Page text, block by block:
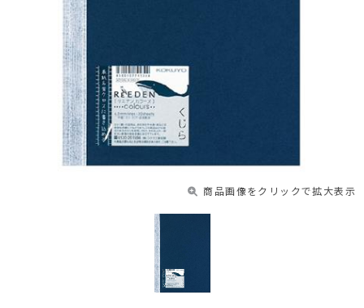
商品画像をクリックで拡大表示